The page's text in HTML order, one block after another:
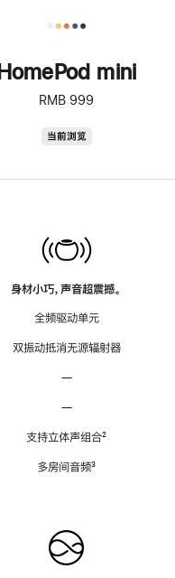
HomePod mini
RMB 999
当前浏览
身材小巧，声音超震撼。
全频驱动单元
双振动抵消无源辐射器
—
—
支持立体声组合脚
²
多房间音频脚
³